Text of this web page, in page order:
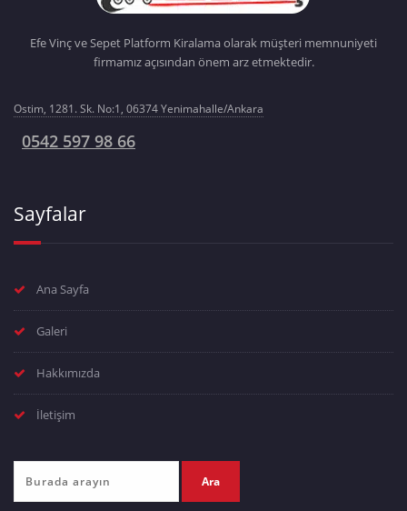
Efe Vinç ve Sepet Platform Kiralama olarak müşteri memnuniyeti
firmamız açısından önem arz etmektedir.
Ostim, 1281. Sk. No:1, 06374 Yenimahalle/Ankara
0542 597 98 66
Sayfalar
Ana Sayfa
Galeri
Hakkımızda
İletişim